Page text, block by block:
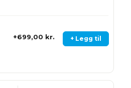
+ Legg til
699,00 kr.